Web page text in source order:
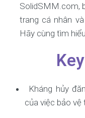
SolidSMM.com,
trang cá nhân
Hãy cùng tìm
Kháng hủy
của việc bảo vệ